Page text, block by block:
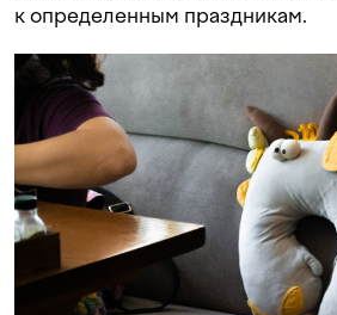
к определенным праздникам.